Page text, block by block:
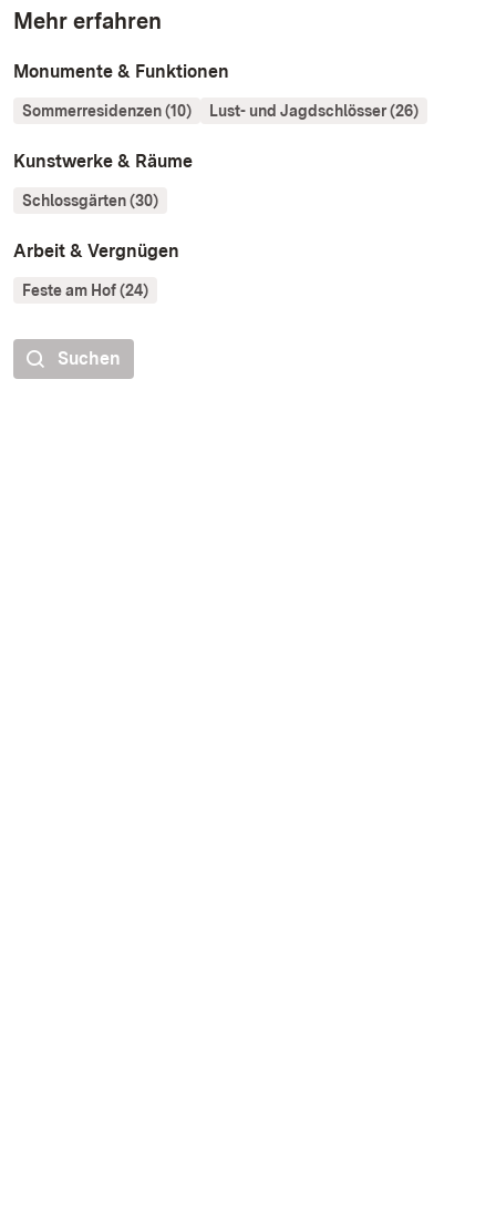
Mehr erfahren
Monumente & Funktionen
Sommerresidenzen (10) Lust- und Jagdschlösser (26)
Kunstwerke & Räume
Schlossgärten (30)
Arbeit & Vergnügen
Feste am Hof (24)
Suchen